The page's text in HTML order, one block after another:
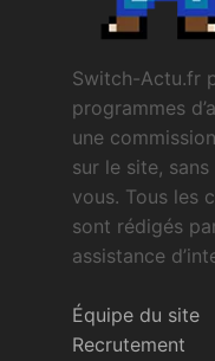
Switch-Actu.fr
programmes
une
sur le site,
vous. Tous les
sont rédigés
assistance
Équipe du site
Recrutement